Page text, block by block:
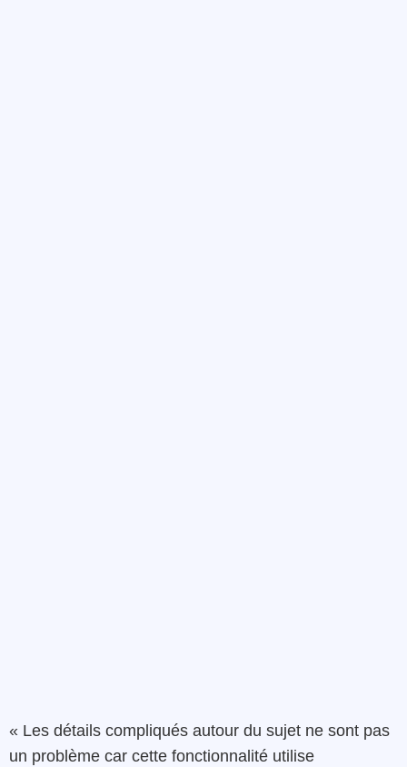
« Les détails compliqués autour du sujet ne sont pas
un problème car cette fonctionnalité utilise